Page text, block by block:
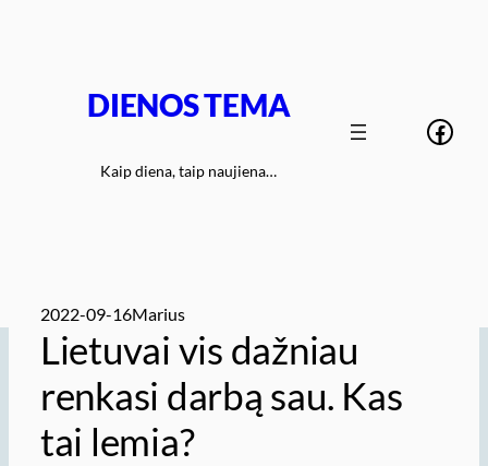
DIENOS TEMA
Kaip diena, taip naujiena…
2022-09-16Marius
Lietuvai vis dažniau
renkasi darbą sau. Kas
tai lemia?